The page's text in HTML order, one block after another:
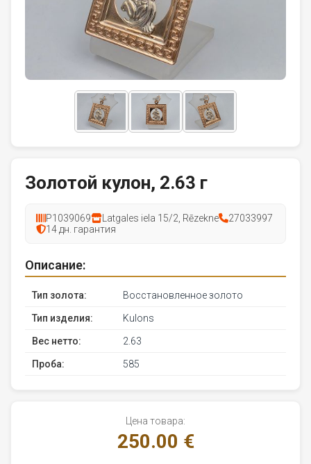
Золотой кулон, 2.63 г
P1039069 Latgales iela 15/2, Rēzekne
27033997
14 дн. гарантия
Описание:
Тип золота: Восстановленное золото
Тип изделия: Kulons
Вес нетто: 2.63
Проба: 585
Цена товара:
250.00 €